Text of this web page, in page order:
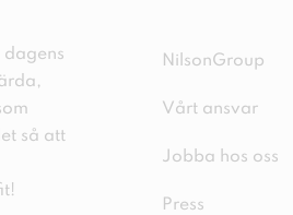
dagens
så att
NilsonGroup
Vårt ansvar
Jobba hos oss
Press